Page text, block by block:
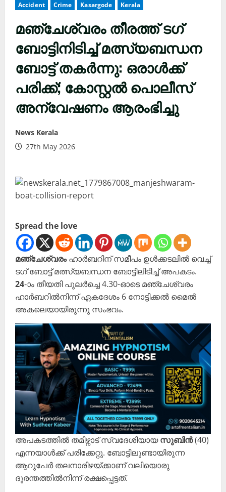
Accident Crime Kasargode Kerala
മഞ്ചേശ്വരം തീരത്ത് ടഗ്
ബോട്ടിനിടിച്ച് മത്സ്യബന്ധന
ബോട്ട് തകർന്നു: ഒരാൾക്ക്
പരിക്ക്; കോസ്റ്റൽ പൊലീസ്
അന്വേഷണം ആരംഭിച്ചു
News Kerala
27th May 2026
Spread the love
മഞ്ചേശ്വരംഹാർബറിന് സമീപം ഉൾക്കടലിൽ വെച്ച്
ടഗ് ബോട്ട് മത്സ്യബന്ധന ബോട്ടിലിടിച്ച് അപകടം.
24-ാം തീയതി പുലർച്ചെ 4.30-ഓടെ മഞ്ചേശ്വരം
ഹാർബറിൽനിന്ന് ഏകദേശം 6 നോട്ടിക്കൽ മൈൽ
അകലെയായിരുന്നു സംഭവം.
അപകടത്തിൽ തമിഴ്നാട് സ്വദേശിയായസുബിൻ(40)
എന്നയാൾക്ക് പരിക്കേറ്റു. ബോട്ടിലുണ്ടായിരുന്ന
ആറുപേർ തലനാരിഴയ്ക്കാണ് വലിയൊരു
ദുരന്തത്തിൽനിന്ന് രക്ഷപ്പെട്ടത്.